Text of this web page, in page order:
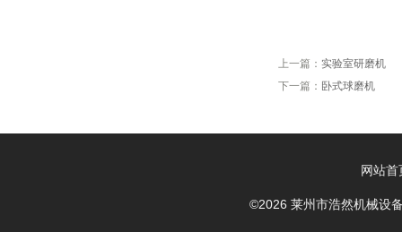
上一篇： 实验室研磨机
下一篇： 卧式球磨机
网站首
©2026 莱州市浩然机械